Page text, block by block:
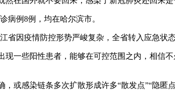
病例8例，均在哈尔滨市。
省因疫情防控形势严峻复杂，全省转入应急状态
一些阳性患者，能够在可控范围之内，相信
或感染链条多次扩散形成许多“散发点”“隐